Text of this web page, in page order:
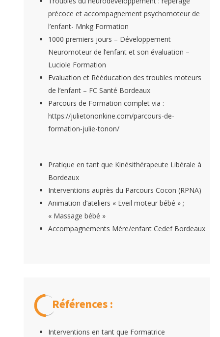
précoce et accompagnement psychomoteur de
l’enfant- Mnkg Formation
1000 premiers jours – Développement
Neuromoteur de l’enfant et son évaluation –
Luciole Formation
Evaluation et Rééducation des troubles moteurs
de l’enfant – FC Santé Bordeaux
Parcours de Formation complet via :
https://julietononkine.com/parcours-de-
formation-julie-tonon/
Pratique en tant que Kinésithérapeute Libérale à
Bordeaux
Interventions auprès du Parcours Cocon (RPNA)
Animation d’ateliers « Eveil moteur bébé » ;
« Massage bébé »
Accompagnements Mère/enfant Cedef Bordeaux
Références :
Interventions en tant que Formatrice